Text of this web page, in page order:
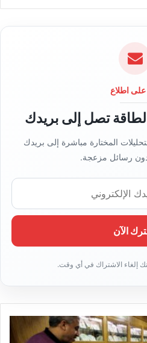
ل
ب
اطلاع
تصل إلى بريدك
المختارة مباشرة إلى بريدك
دون رسائل مزعجة.